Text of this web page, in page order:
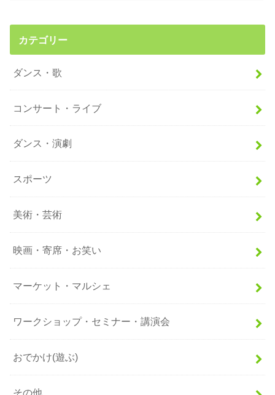
カテゴリー
ダンス・歌
コンサート・ライブ
ダンス・演劇
スポーツ
美術・芸術
映画・寄席・お笑い
マーケット・マルシェ
ワークショップ・セミナー・講演会
おでかけ(遊ぶ)
その他